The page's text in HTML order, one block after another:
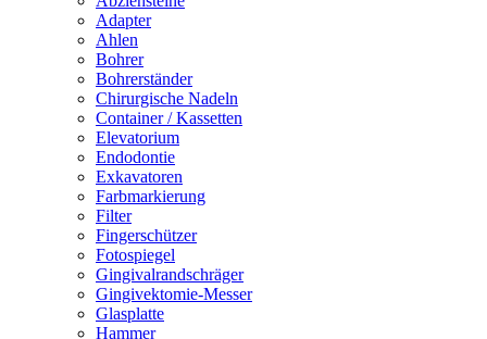
Adapter
Ahlen
Bohrer
Bohrerständer
Chirurgische Nadeln
Container / Kassetten
Elevatorium
Endodontie
Exkavatoren
Farbmarkierung
Filter
Fingerschützer
Fotospiegel
Gingivalrandschräger
Gingivektomie-Messer
Glasplatte
Hammer